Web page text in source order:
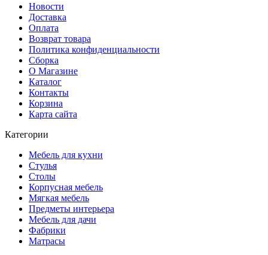
Новости
Доставка
Оплата
Возврат товара
Политика конфиденциальности
Сборка
О Магазине
Каталог
Контакты
Корзина
Карта сайта
Категории
Мебель для кухни
Стулья
Столы
Корпусная мебель
Мягкая мебель
Предметы интерьера
Мебель для дачи
Фабрики
Матраcы